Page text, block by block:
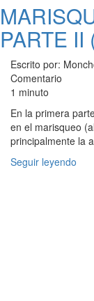
PARTE II
Escrito por:
Comentario
1 minuto
En la primera
en el marisqueo
principalmente la
Seguir leyendo